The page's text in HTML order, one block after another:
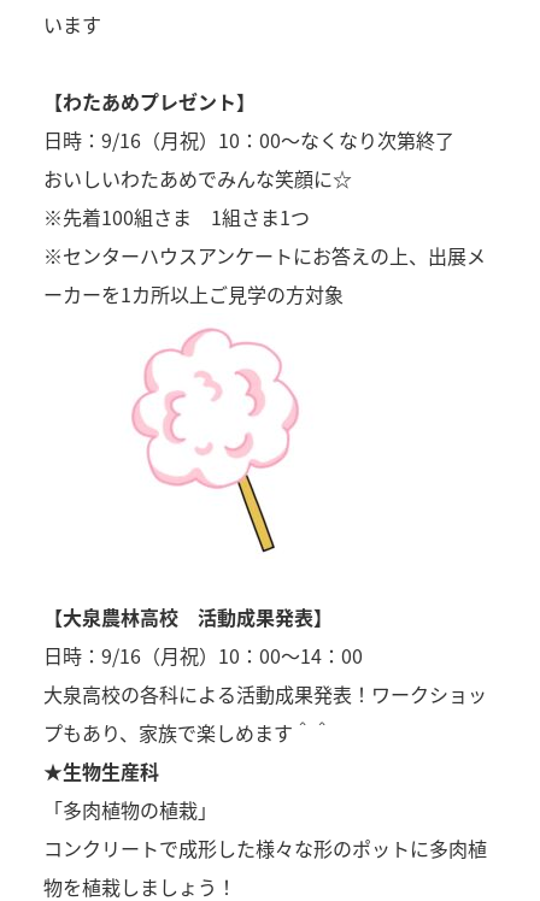
います
【わたあめプレゼント】
日時：9/16（月祝）10：00～なくなり次第終了
おいしいわたあめでみんな笑顔に☆
※先着100組さま 1組さま1つ
※センターハウスアンケートにお答えの上、出展メ
ーカーを1カ所以上ご見学の方対象
【大泉農林高校 活動成果発表】
日時：9/16（月祝）10：00～14：00
大泉高校の各科による活動成果発表！ワークショッ
プもあり、家族で楽しめます＾＾
★生物生産科
「多肉植物の植栽」
コンクリートで成形した様々な形のポットに多肉植
物を植栽しましょう！